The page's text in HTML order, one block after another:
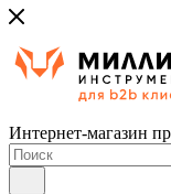
Интернет-магазин